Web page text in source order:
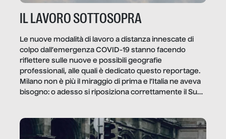
IL LAVORO SOTTOSOPRA
Le nuove modalità di lavoro a distanza innescate di
colpo dall’emergenza COVID-19 stanno facendo
riflettere sulle nuove e possibili geografie
professionali, alle quali è dedicato questo reportage.
Milano non è più il miraggio di prima e l’Italia ne aveva
bisogno: o adesso si riposiziona correttamente il Sud